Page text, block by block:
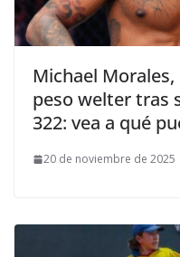
Michael
peso welter tras
322: vea a qué
20 de noviembre de 2025